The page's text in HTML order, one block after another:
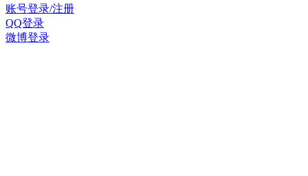
账号登录/注册
QQ登录
微博登录